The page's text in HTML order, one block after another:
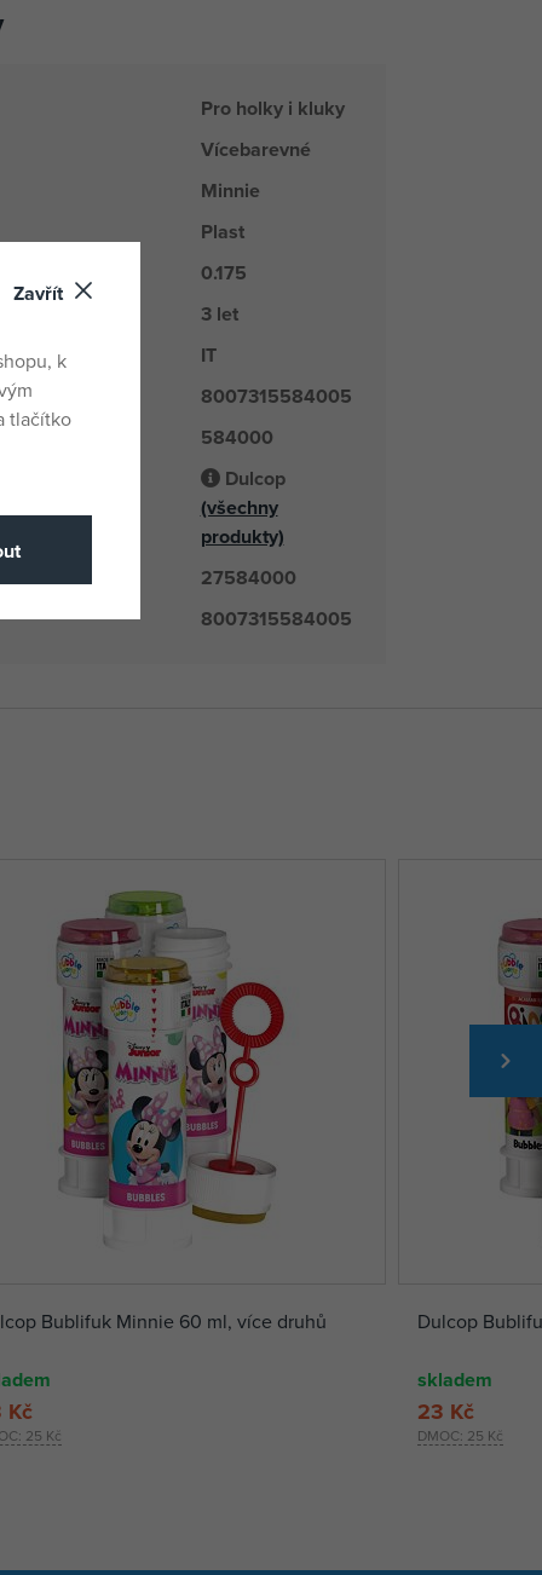
Pro holky i kluky
Vícebarevné
Minnie
Plast
0.175
3 let
IT
8007315584005
číslo 584000
Dulcop
(všechny
produkty)
27584000
8007315584005
Bublifuk Minnie 60 ml, více druhů
25 Kč
Kč
Dulcop
skladem
DMOC: 25 Kč
23 Kč
Zavřít
k
tlačítko